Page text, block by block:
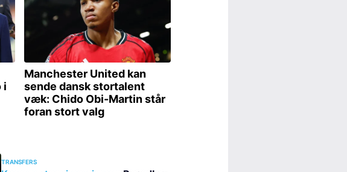
TRANSFERS